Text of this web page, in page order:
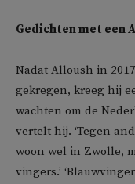
Gedichten met een
Nadat Alloush in
gekregen, kreeg hij
wachten om de
vertelt hij. ‘Tegen
woon wel in Zwolle,
vingers.’